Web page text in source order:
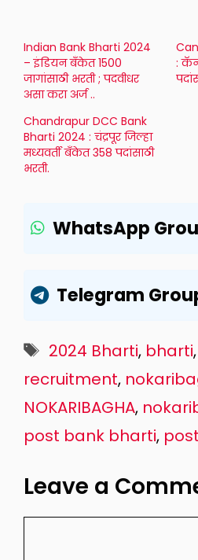
Indian Bank Bharti 2024
– इंडियन बँकेत 1500
जागांसाठी भरती ; पदवीधर
असा करा अर्ज ..
:
Chandrapur DCC Bank
Bharti 2024 : चंद्रपूर जिल्हा
मध्यवर्ती बँकेत 358 पदांसाठी
भरती.
WhatsApp
Telegram
Tags
2024 Bharti, bharti,
recruitment,
NOKARIBAGHA,
post bank bharti,
Leave a